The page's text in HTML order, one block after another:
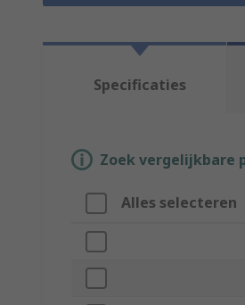
Specificaties
Zoek vergelijkbare
Alles selecteren